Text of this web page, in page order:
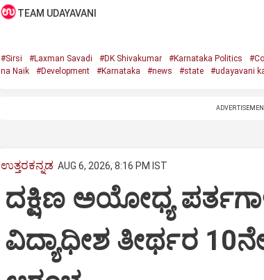
TEAM UDAYAVANI
#Sirsi #Laxman Savadi #DK Shivakumar #Karnataka Politics
na Naik
#Development #Karnataka #news #state #udayavani
ಉತ್ತರಕನ್ನಡ AUG 6, 2026, 8:16 PM IST
ದಕ್ಷಿಣ ಅಯೋಧ್ಯ
ವಿದ್ಯಾಧೀಶ ತೀರ್ಥರ